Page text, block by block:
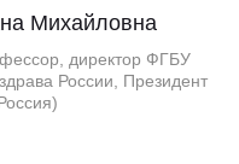
Михайловна
директор ФГБУ
России, Президент